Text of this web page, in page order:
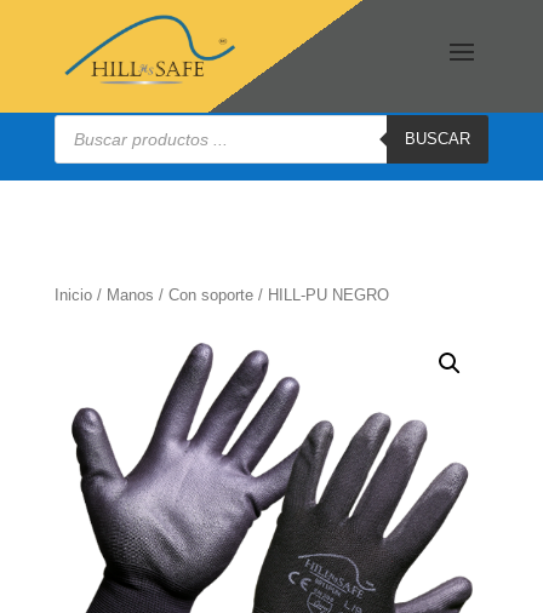
Búsqueda
BUSCAR
Inicio/ Manos / Con soporte/ HILL-PU NEGRO